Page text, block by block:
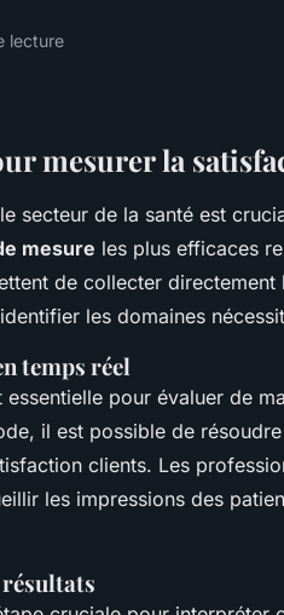
lecture
mesurer la
secteur de la santé est
mesure les plus efficaces
de collecter directement
les domaines
temps réel
essentielle pour évaluer de
il est possible de
clients. Les
les impressions des